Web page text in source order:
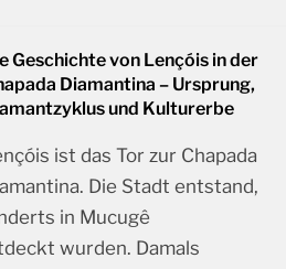
Geschichte von Lençóis in der
Diamantina – Ursprung,
und Kulturerbe
ist das Tor zur Chapada
Die Stadt entstand,
in Mucugê
wurden. Damals